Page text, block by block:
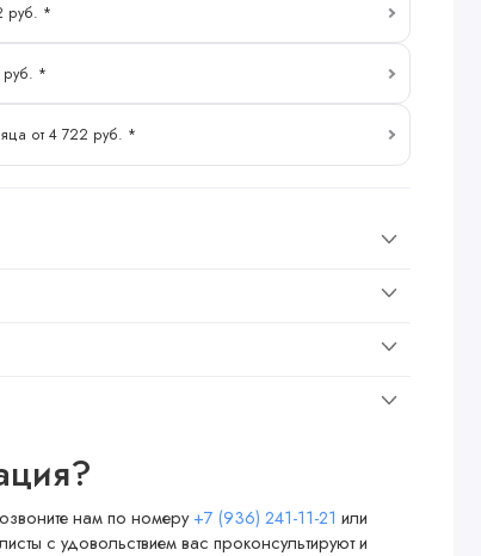
руб. *
руб. *
от 4 722 руб. *
нам по номеру+7 (936) 241-11-21 или
с удовольствием вас проконсультируют и